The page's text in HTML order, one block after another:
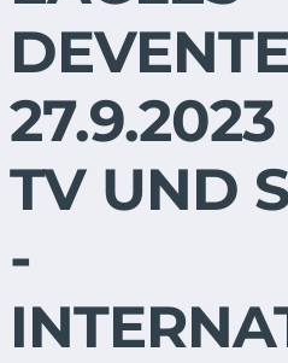
TV UND
-